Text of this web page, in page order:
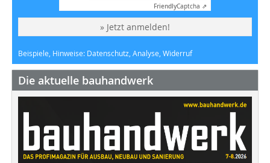
FriendlyCaptcha ⇗
» Jetzt anmelden!
Beispiele, Hinweise: Datenschutz, Analyse, Widerruf
Die aktuelle bauhandwerk